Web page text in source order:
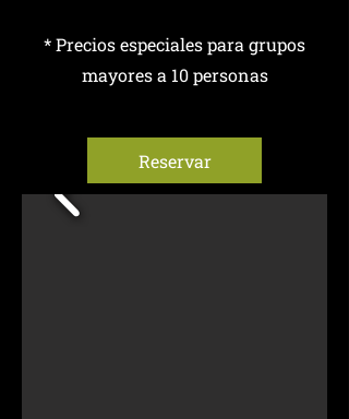
* Precios especiales para grupos
mayores a 10 personas
Reservar